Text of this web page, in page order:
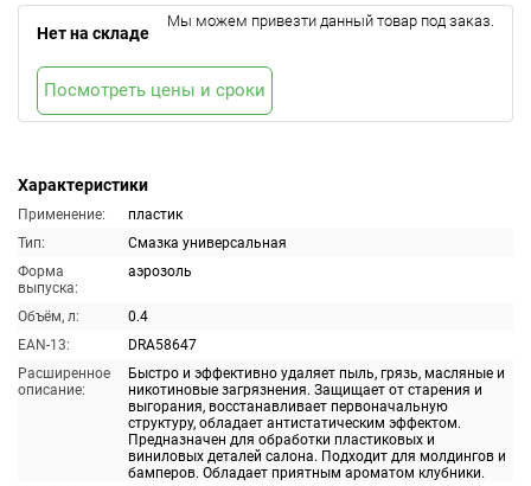
Характеристики
Применение:
пластик
Тип:
Смазка универсальная
Форма
выпуска:
аэрозоль
Объём, л:
0.4
EAN-13:
DRA58647
Расширенное
описание:
Быстро и эффективно удаляет пыль, грязь, масляные и
никотиновые загрязнения. Защищает от старения и
выгорания, восстанавливает первоначальную
структуру, обладает антистатическим эффектом.
Предназначен для обработки пластиковых и
виниловых деталей салона. Подходит для молдингов и
бамперов. Обладает приятным ароматом клубники.
Нет на складе
Мы можем привезти данный товар под заказ.
Посмотреть цены и сроки